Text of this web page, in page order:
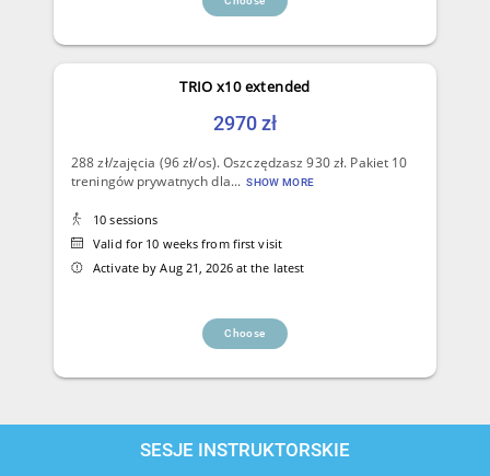
TRIO x10 extended
2970 zł
288 zł/zajęcia (96 zł/os). Oszczędzasz 930 zł. Pakiet 10
treningów prywatnych dla... SHOW MORE
10 sessions
Valid for 10 weeks from first visit
Activate by Aug 21, 2026 at the latest
Choose
SESJE INSTRUKTORSKIE